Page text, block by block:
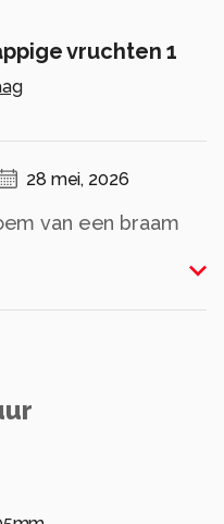
vruchten 1
28 mei, 2026
van een braam